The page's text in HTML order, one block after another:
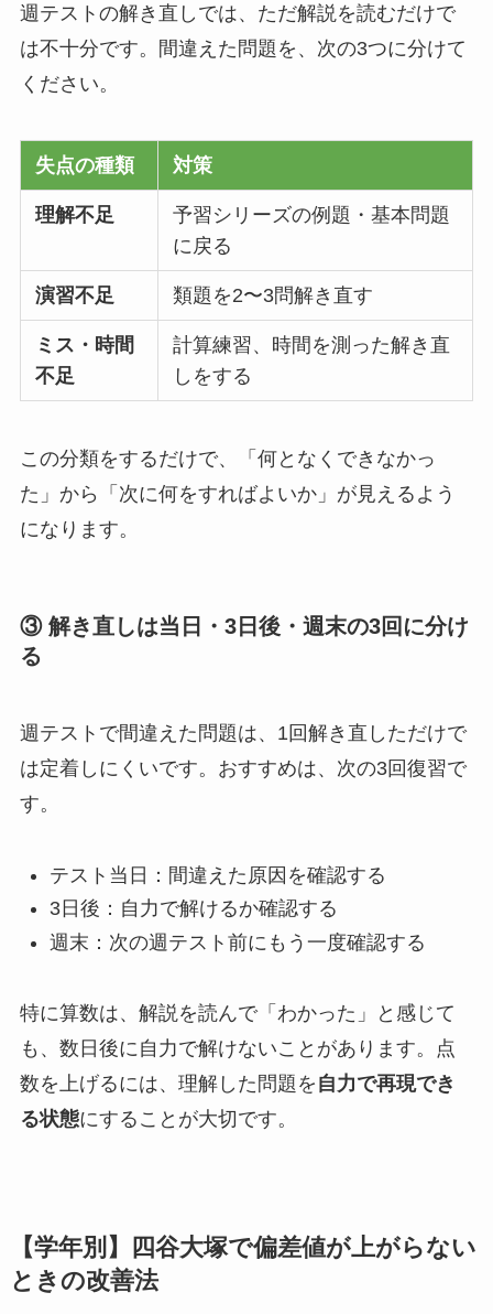
週テストの解き直しでは、ただ解説を読むだけで
は不十分です。間違えた問題を、次の3つに分けて
ください。
失点の種類 対策
理解不足
予習シリーズの例題・基本問題
に戻る
演習不足 類題を2〜3問解き直す
ミス・時間
不足
計算練習、時間を測った解き直
しをする
この分類をするだけで、「何となくできなかっ
た」から「次に何をすればよいか」が見えるよう
になります。
③ 解き直しは当日・3日後・週末の3回に分け
る
週テストで間違えた問題は、1回解き直しただけで
は定着しにくいです。おすすめは、次の3回復習で
す。
テスト当日：間違えた原因を確認する
3日後：自力で解けるか確認する
週末：次の週テスト前にもう一度確認する
特に算数は、解説を読んで「わかった」と感じて
も、数日後に自力で解けないことがあります。点
数を上げるには、理解した問題を 自力で再現でき
る状態にすることが大切です。
【学年別】四谷大塚で偏差値が上がらない
ときの改善法